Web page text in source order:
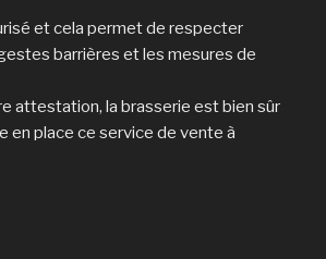
et cela permet de respecter
barrières et les mesures de
attestation, la brasserie est bien sûr
en place ce service de vente à